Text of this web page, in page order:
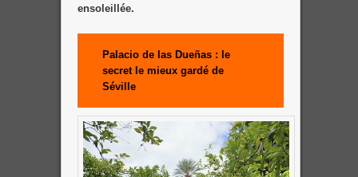
ensoleillée.
Palacio de las Dueñas : le
secret le mieux gardé de
Séville